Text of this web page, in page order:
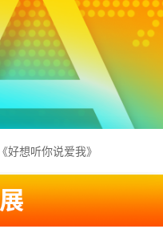
《好想听你说爱我》